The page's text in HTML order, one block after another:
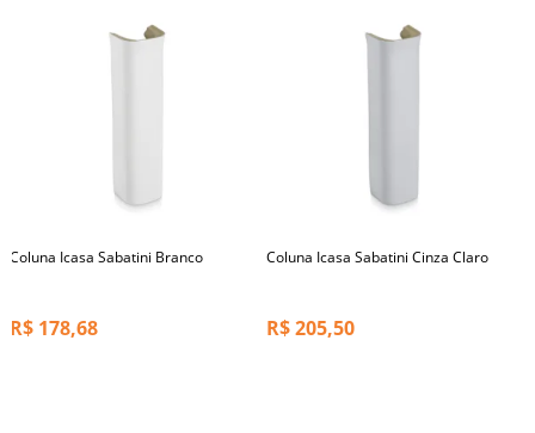
Coluna Icasa Sabatini Branco
R$ 178,68
Coluna Icasa Sabatini Cinza Claro
R$205,50